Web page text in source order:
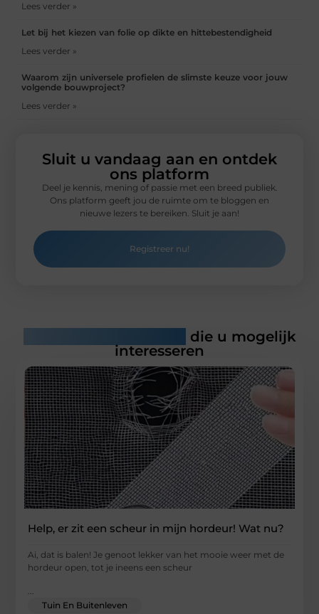
Lees verder »
Let bij het kiezen van folie op dikte en hittebestendigheid
Lees verder »
Waarom zijn universele profielen de slimste keuze voor jouw
volgende bouwproject?
Lees verder »
Sluit u vandaag aan en ontdek
ons platform
Deel je kennis, mening of passie met een breed publiek.
Ons platform geeft jou de ruimte om te bloggen en
nieuwe lezers te bereiken. Sluit je aan!
Registreer nu!
die u mogelijk
interesseren
Help, er zit een scheur in mijn hordeur! Wat nu?
Ai, dat is balen! Je genoot lekker van het mooie weer met de
hordeur open, tot je ineens een scheur
Tuin En Buitenleven